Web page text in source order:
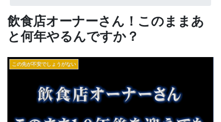
飲食店オーナーさん！このままあ
と何年やるんですか？
この先が不安でしょうがない